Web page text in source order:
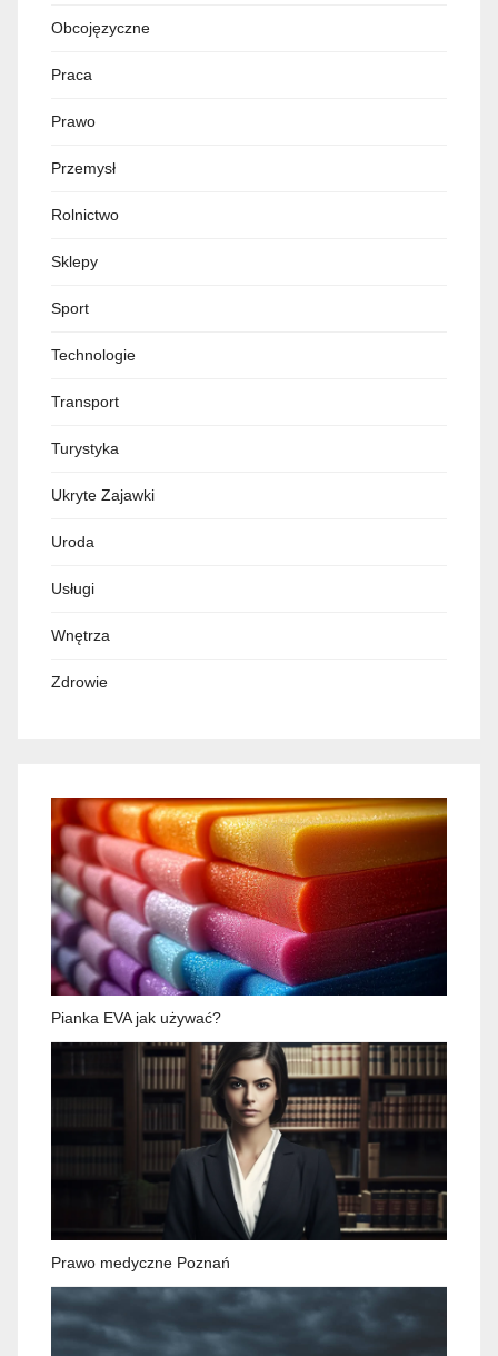
Obcojęzyczne
Praca
Prawo
Przemysł
Rolnictwo
Sklepy
Sport
Technologie
Transport
Turystyka
Ukryte Zajawki
Uroda
Usługi
Wnętrza
Zdrowie
Pianka EVA jak używać?
Prawo medyczne Poznań